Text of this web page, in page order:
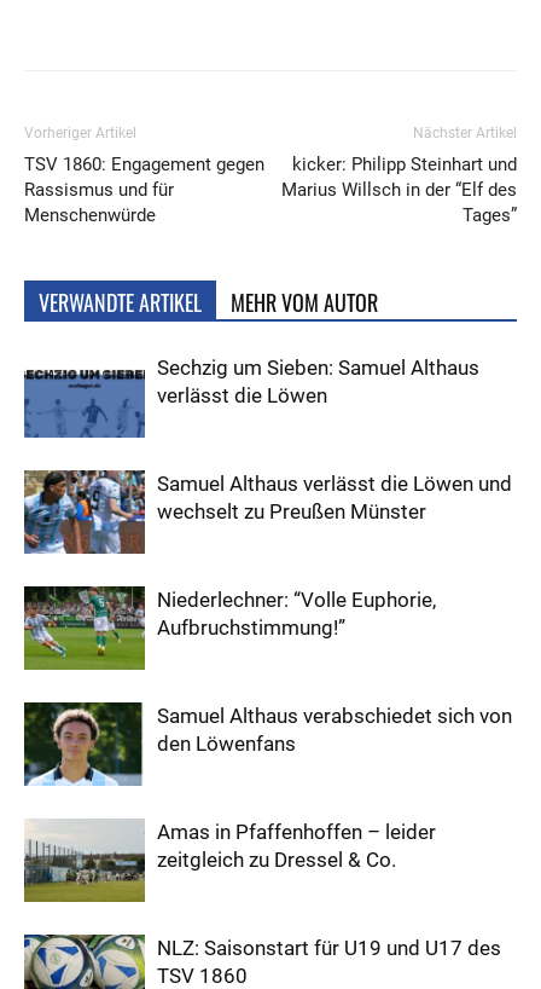
Vorheriger Artikel
TSV 1860: Engagement gegen
Rassismus und für
Menschenwürde
Nächster Artikel
kicker: Philipp Steinhart und
Marius Willsch in der “Elf des
Tages”
VERWANDTE ARTIKEL MEHR VOM AUTOR
Sechzig um Sieben: Samuel Althaus
verlässt die Löwen
Samuel Althaus verlässt die Löwen und
wechselt zu Preußen Münster
Niederlechner: “Volle Euphorie,
Aufbruchstimmung!”
Samuel Althaus verabschiedet sich von
den Löwenfans
Amas in Pfaffenhoffen – leider
zeitgleich zu Dressel & Co.
NLZ: Saisonstart für U19 und U17 des
TSV 1860